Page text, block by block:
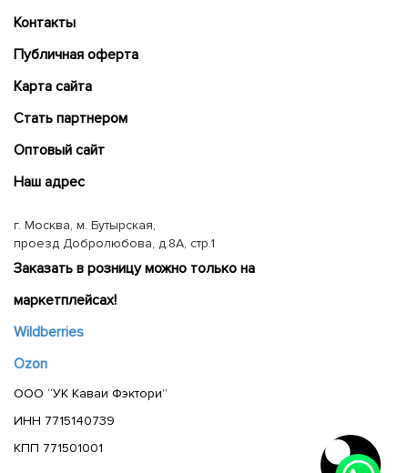
Контакты
Публичная оферта
Карта сайта
Cтать партнером
Оптовый сайт
Наш адрес
г. Москва, м. Бутырская,
проезд Добролюбова, д.8А, стр.1
Заказать в розницу можно только на
маркетплейсах!
Wildberries
Ozon
ООО “УК Каваи Фэктори”
ИНН 7715140739
КПП 771501001